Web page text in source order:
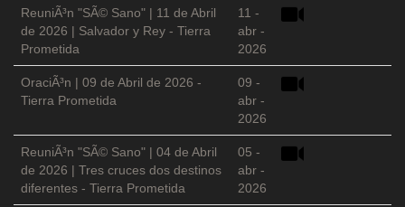
ReuniÃ³n "SÃ© Sano" | 11 de Abril
de 2026 | Salvador y Rey - Tierra
Prometida
11 -
abr -
2026
OraciÃ³n | 09 de Abril de 2026 -
Tierra Prometida
09 -
abr -
2026
ReuniÃ³n "SÃ© Sano" | 04 de Abril
de 2026 | Tres cruces dos destinos
diferentes - Tierra Prometida
05 -
abr -
2026